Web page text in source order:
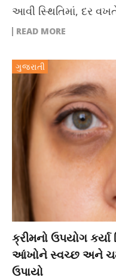
આવી સ્થિતિમાં, દર
READ MORE
ગુજરાતી
ક્રીમનો ઉપયોગ કર્યા
આંખોને સ્વચ્છ અને
ઉપાયો